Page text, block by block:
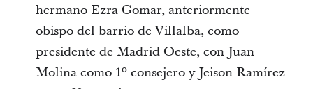
hermano Ezra Gomar, anteriormente
obispo del barrio de Villalba, como
presidente de Madrid Oeste, con Juan
Molina como 1º consejero y Jeison Ramírez